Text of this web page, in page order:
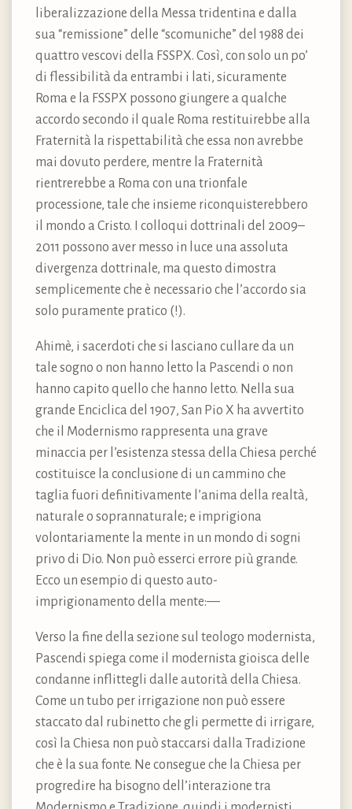
liberalizzazione della Messa tridentina e dalla
sua “remissione” delle “scomuniche” del 1988 dei
quattro vescovi della FSSPX. Così, con solo un po’
di flessibilità da entrambi i lati, sicuramente
Roma e la FSSPX possono giungere a qualche
accordo secondo il quale Roma restituirebbe alla
Fraternità la rispettabilità che essa non avrebbe
mai dovuto perdere, mentre la Fraternità
rientrerebbe a Roma con una trionfale
processione, tale che insieme riconquisterebbero
il mondo a Cristo. I colloqui dottrinali del 2009–
2011 possono aver messo in luce una assoluta
divergenza dottrinale, ma questo dimostra
semplicemente che è necessario che l’accordo sia
solo puramente pratico (!).
Ahimè, i sacerdoti che si lasciano cullare da un
tale sogno o non hanno letto la Pascendi o non
hanno capito quello che hanno letto. Nella sua
grande Enciclica del 1907, San Pio X ha avvertito
che il Modernismo rappresenta una grave
minaccia per l’esistenza stessa della Chiesa perché
costituisce la conclusione di un cammino che
taglia fuori definitivamente l’anima della realtà,
naturale o soprannaturale; e imprigiona
volontariamente la mente in un mondo di sogni
privo di Dio. Non può esserci errore più grande.
Ecco un esempio di questo auto-
imprigionamento della mente:—
Verso la fine della sezione sul teologo modernista,
Pascendi spiega come il modernista gioisca delle
condanne inflittegli dalle autorità della Chiesa.
Come un tubo per irrigazione non può essere
staccato dal rubinetto che gli permette di irrigare,
così la Chiesa non può staccarsi dalla Tradizione
che è la sua fonte. Ne consegue che la Chiesa per
progredire ha bisogno dell’interazione tra